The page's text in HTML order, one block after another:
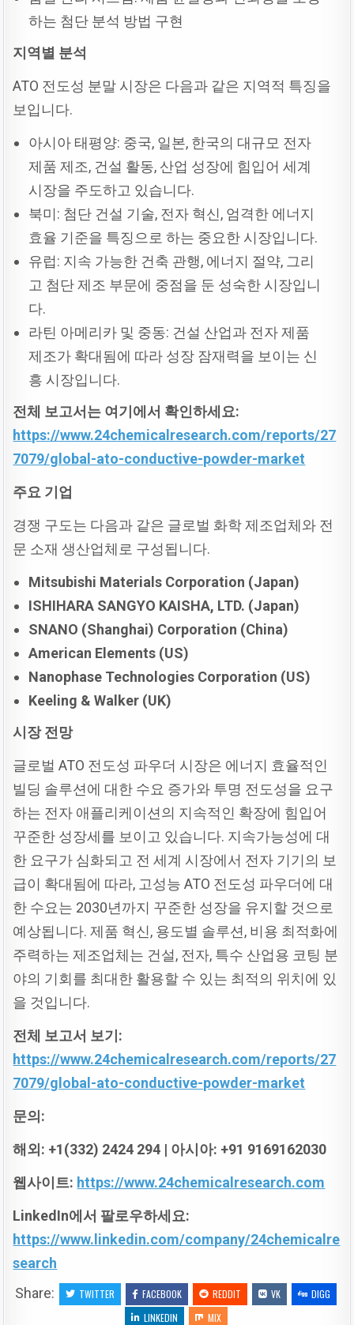
하는 첨단 분석 방법 구현
지역별 분석
ATO 전도성 분말 시장은 다음과 같은 지역적 특징을
보입니다.
아시아 태평양: 중국, 일본, 한국의 대규모 전자
제품 제조, 건설 활동, 산업 성장에 힘입어 세계
시장을 주도하고 있습니다.
북미: 첨단 건설 기술, 전자 혁신, 엄격한 에너지
효율 기준을 특징으로 하는 중요한 시장입니다.
유럽: 지속 가능한 건축 관행, 에너지 절약, 그리
고 첨단 제조 부문에 중점을 둔 성숙한 시장입니
다.
라틴 아메리카 및 중동: 건설 산업과 전자 제품
제조가 확대됨에 따라 성장 잠재력을 보이는 신
흥 시장입니다.
전체 보고서는 여기에서 확인하세요:
https://www.24chemicalresearch.com/reports/27
7079/global-ato-conductive-powder-market
주요 기업
경쟁 구도는 다음과 같은 글로벌 화학 제조업체와 전
문 소재 생산업체로 구성됩니다.
Mitsubishi Materials Corporation (Japan)
ISHIHARA SANGYO KAISHA, LTD. (Japan)
SNANO (Shanghai) Corporation (China)
American Elements (US)
Nanophase Technologies Corporation (US)
Keeling & Walker (UK)
시장전망
글로벌 ATO 전도성 파우더 시장은 에너지 효율적인
빌딩 솔루션에 대한 수요 증가와 투명 전도성을 요구
하는 전자 애플리케이션의 지속적인 확장에 힘입어
꾸준한 성장세를 보이고 있습니다. 지속가능성에 대
한 요구가 심화되고 전 세계 시장에서 전자 기기의 보
급이 확대됨에 따라, 고성능 ATO 전도성 파우더에 대
한 수요는 2030년까지 꾸준한 성장을 유지할 것으로
예상됩니다. 제품 혁신, 용도별 솔루션, 비용 최적화에
주력하는 제조업체는 건설, 전자, 특수 산업용 코팅 분
야의 기회를 최대한 활용할 수 있는 최적의 위치에 있
을 것입니다.
전체 보고서 보기:
https://www.24chemicalresearch.com/reports/27
7079/global-ato-conductive-powder-market
문의:
해외: +1(332) 2424 294 | 아시아: +91 9169162030
웹사이트: https://www.24chemicalresearch.com
LinkedIn에서 팔로우하세요:
https://www.linkedin.com/company/24chemicalre
search
Share:
TWITTER FACEBOOK REDDIT VK
DIGG
LINKEDIN
MIX